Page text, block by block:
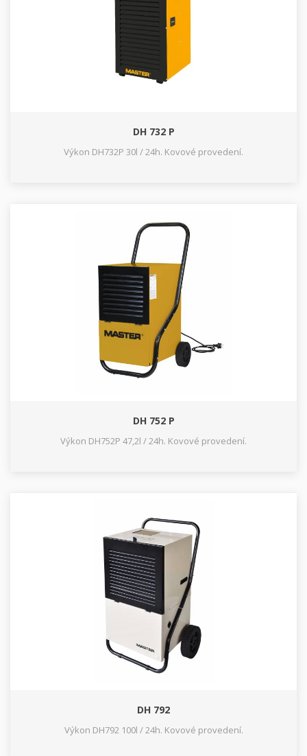
DH 732 P
Výkon DH732P 30l / 24h. Kovové provedení.
DH 752 P
Výkon DH752P 47,2l / 24h. Kovové provedení.
DH 792
Výkon DH792 100l / 24h. Kovové provedení.